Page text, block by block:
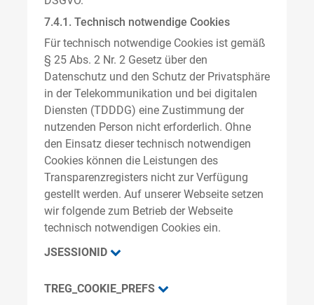
7.4.1. Technisch notwendige Cookies
Für technisch notwendige Cookies ist gemäß
§ 25 Abs. 2 Nr. 2 Gesetz über den
Datenschutz und den Schutz der Privatsphäre
in der Telekommunikation und bei digitalen
Diensten (TDDDG) eine Zustimmung der
nutzenden Person nicht erforderlich. Ohne
den Einsatz dieser technisch notwendigen
Cookies können die Leistungen des
Transparenzregisters nicht zur Verfügung
gestellt werden. Auf unserer Webseite setzen
wir folgende zum Betrieb der Webseite
technisch notwendigen Cookies ein.
JSESSIONID
TREG_COOKIE_PREFS